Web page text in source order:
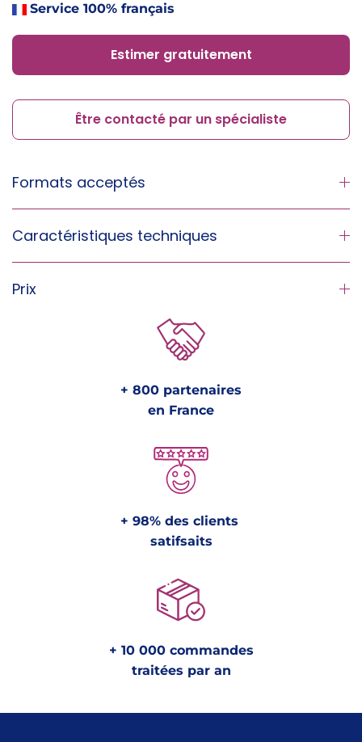
Service 100% français
Estimer gratuitement
Être contacté par un spécialiste
Formats acceptés
Caractéristiques techniques
Prix
+ 800 partenaires
en France
+ 98% des clients
satifsaits
+ 10 000 commandes
traitées par an